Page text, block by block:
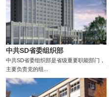
中共SD省委组织部
中共SD省委组织部是省级重要职能部门，
主要负责党的组...